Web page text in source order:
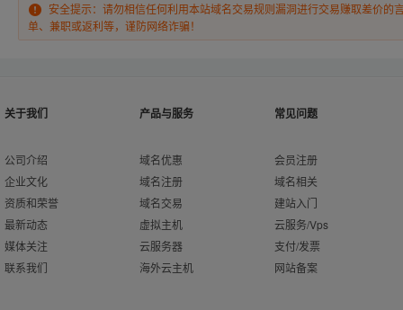
安全提示：请勿相信任何利用本站域名交易规则漏洞进行交易赚取差价的
单、兼职或返利等，谨防网络诈骗！
关于我们
公司介绍
企业文化
资质和荣誉
最新动态
媒体关注
联系我们
产品与服务
域名优惠
域名注册
域名交易
虚拟主机
云服务器
海外云主机
常见问题
会员注册
域名相关
建站入门
云服务/Vps
支付/发票
网站备案